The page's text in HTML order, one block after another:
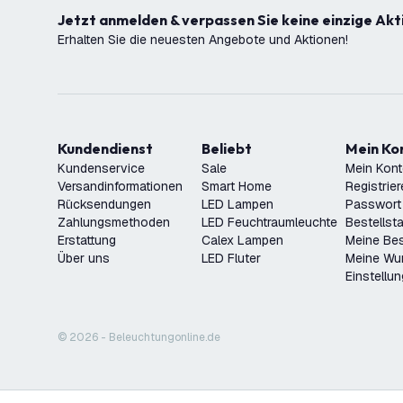
Steckdose mit USB-Ladegerät Typ A+A (3.4A)
Jetzt anmelden & verpassen Sie keine einzige
Erhalten Sie die neuesten Angebote und Aktionen!
Kundendienst
Kundenservice
Versandinformationen
Rücksendungen
Zahlungsmethoden
Erstattung
Über uns
Beliebt
Sale
Smart Home
LED Lampen
LED Feuchtraumleuchte
Calex Lampen
LED Fluter
Mein
Mein
Meine
Meine
© 2026 - Beleuchtungonline.de